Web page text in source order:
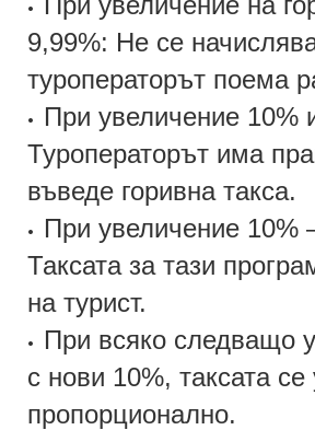
•
9,99%: Не се
туроператорът поема
•
При увеличение 10%
Туроператорът има
въведе горивна такса.
•
При увеличение 10%
Таксата за тази
на турист.
•
При всяко следващо
с нови 10%, таксата
пропорционално.